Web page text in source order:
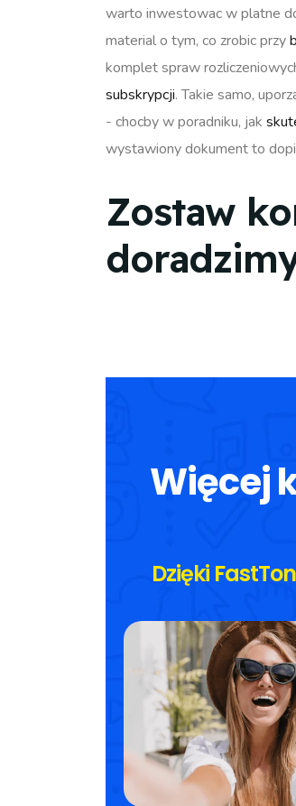
warto inwestowac w platne
material o tym, co zrobic przy
komplet spraw
subskrypcji. Takie samo,
- chocby w poradniku, jak
wystawiony dokument to
Zostaw
Więcej
Dzięki